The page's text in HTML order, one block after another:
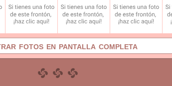
fotos en pantalla completa